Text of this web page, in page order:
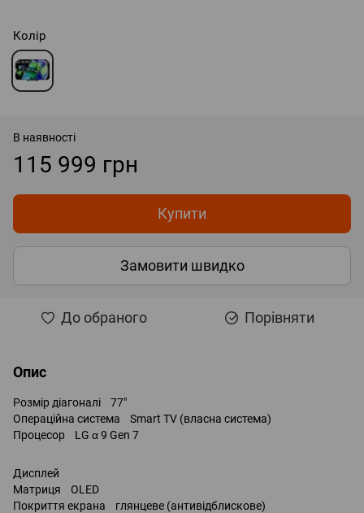
Колір
В наявності
115 999 грн
Купити
Замовити швидко
До обраного Порівняти
Опис
Розмір діагоналі 77"
Операційна система Smart TV (власна система)
Процесор LG α 9 Gen 7
Дисплей
Матриця OLED
Покриття екрана глянцеве (антивідблискове)